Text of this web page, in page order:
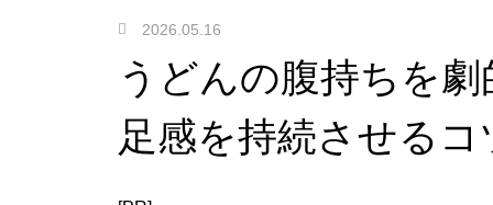
2026.05.16
うどんの腹持ちを
足感を持続させるコ